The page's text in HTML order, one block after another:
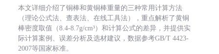
本文详细介绍了铜棒和黄铜棒重量的三种常用计算方法
（理论公式法、查表法、在线工具法），重点解析了黄铜
棒密度取值（8.4-8.7g/cm³）和计算公式的差异，并提供实
际计算案例、误差分析及选材建议，数据参考GB/T 4423-
2007等国家标准。